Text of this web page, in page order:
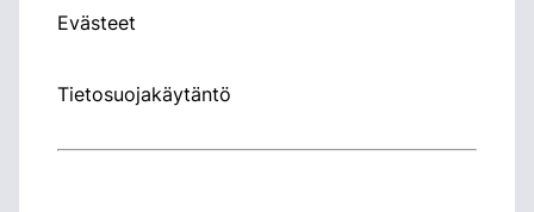
Evästeet
Tietosuojakäytäntö